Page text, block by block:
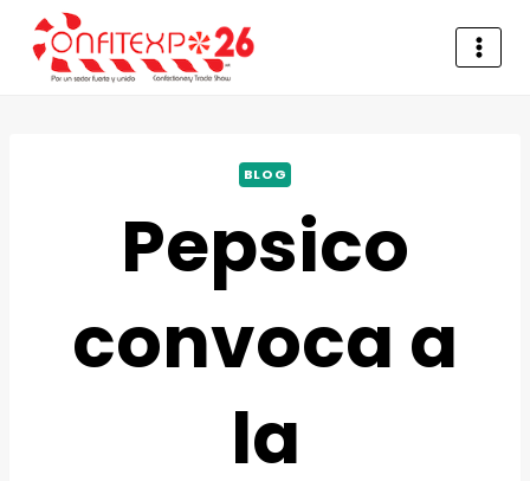
BLOG
Pepsico
convoca a
la